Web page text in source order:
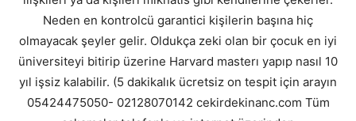
Neden en kontrolcü garantici kişilerin başına hiç
olmayacak şeyler gelir. Oldukça zeki olan bir çocuk en iyi
üniversiteyi bitirip üzerine Harvard masterı yapıp nasıl 10
yıl işsiz kalabilir. (5 dakikalık ücretsiz on tespit için arayın
05424475050- 02128070142 cekirdekinanc.com Tüm